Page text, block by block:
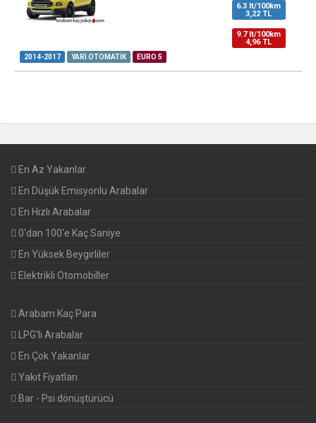
6.3 lt/100km
3,22 TL
9.7 lt/100km
4,96 TL
2014-2017 YARI OTOMATIK EURO 5
En Az Yakanlar
En Düşük Emisyonlu Arabalar
En Hızlı Arabalar
0'dan 100'e Kaç Saniye
En Yüksek Beygirliler
Elektrikli Otomobiller
Arabam Kaç Para
LPG'li Arabalar
En Çok Yakanlar
Yakıt Fiyatları
Bar - Psi dönüştürücü